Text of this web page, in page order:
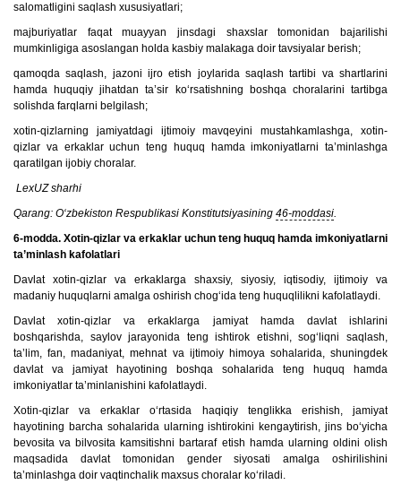
salomatligini saqlash xususiyatlari;
majburiyatlar faqat muayyan jinsdagi shaxslar tomonidan bajarilishi
mumkinligiga asoslangan holda kasbiy malakaga doir tavsiyalar berish;
qamoqda saqlash, jazoni ijro etish joylarida saqlash tartibi va shartlarini
hamda huquqiy jihatdan ta’sir ko‘rsatishning boshqa choralarini tartibga
solishda farqlarni belgilash;
xotin-qizlarning jamiyatdagi ijtimoiy mavqeyini mustahkamlashga, xotin-
qizlar va erkaklar uchun teng huquq hamda imkoniyatlarni ta’minlashga
qaratilgan ijobiy choralar.
LexUZ sharhi
Qarang: O‘zbekiston Respublikasi Konstitutsiyasining 46-moddasi.
6-modda. Xotin-qizlar va erkaklar uchun teng huquq hamda imkoniyatlarni
ta’minlash kafolatlari
Davlat xotin-qizlar va erkaklarga shaxsiy, siyosiy, iqtisodiy, ijtimoiy va
madaniy huquqlarni amalga oshirish chog‘ida teng huquqlilikni kafolatlaydi.
Davlat xotin-qizlar va erkaklarga jamiyat hamda davlat ishlarini
boshqarishda, saylov jarayonida teng ishtirok etishni, sog‘liqni saqlash,
ta’lim, fan, madaniyat, mehnat va ijtimoiy himoya sohalarida, shuningdek
davlat va jamiyat hayotining boshqa sohalarida teng huquq hamda
imkoniyatlar ta’minlanishini kafolatlaydi.
Xotin-qizlar va erkaklar o‘rtasida haqiqiy tenglikka erishish, jamiyat
hayotining barcha sohalarida ularning ishtirokini kengaytirish, jins bo‘yicha
bevosita va bilvosita kamsitishni bartaraf etish hamda ularning oldini olish
maqsadida davlat tomonidan gender siyosati amalga oshirilishini
ta’minlashga doir vaqtinchalik maxsus choralar ko‘riladi.